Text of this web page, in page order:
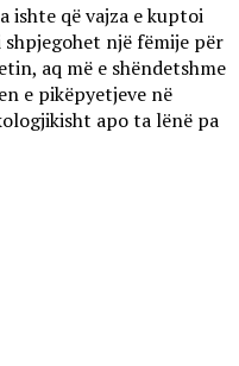
ishte që vajza e kuptoi
shpjegohet një fëmije për
aq më e shëndetshme
e pikëpyetjeve në
apo ta lënë pa